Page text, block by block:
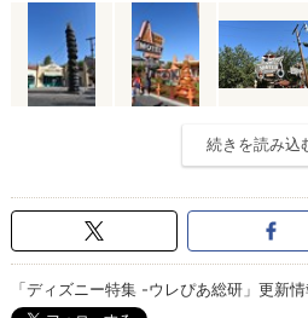
続きを読み込
「ディズニー特集 -ウレぴあ総研」更新